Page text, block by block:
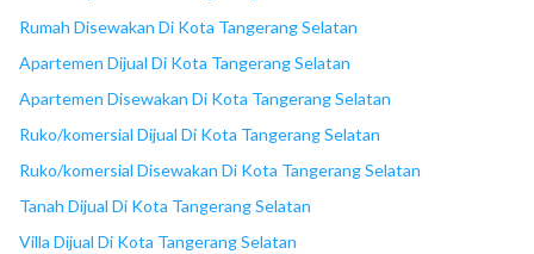
Rumah Disewakan Di Kota Tangerang Selatan
Apartemen Dijual Di Kota Tangerang Selatan
Apartemen Disewakan Di Kota Tangerang Selatan
Ruko/komersial Dijual Di Kota Tangerang Selatan
Ruko/komersial Disewakan Di Kota Tangerang Selatan
Tanah Dijual Di Kota Tangerang Selatan
Villa Dijual Di Kota Tangerang Selatan